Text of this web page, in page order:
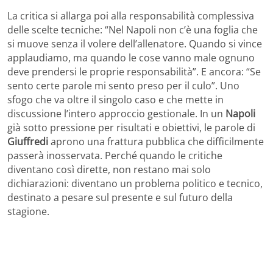
La critica si allarga poi alla responsabilità complessiva
delle scelte tecniche: “Nel Napoli non c’è una foglia che
si muove senza il volere dell’allenatore. Quando si vince
applaudiamo, ma quando le cose vanno male ognuno
deve prendersi le proprie responsabilità”. E ancora: “Se
sento certe parole mi sento preso per il culo”. Uno
sfogo che va oltre il singolo caso e che mette in
discussione l’intero approccio gestionale. In un Napoli
già sotto pressione per risultati e obiettivi, le parole di
Giuffrediaprono una frattura pubblica che difficilmente
passerà inosservata. Perché quando le critiche
diventano così dirette, non restano mai solo
dichiarazioni: diventano un problema politico e tecnico,
destinato a pesare sul presente e sul futuro della
stagione.